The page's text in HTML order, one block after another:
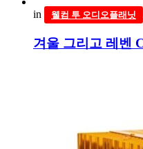
in 웰컴 투 오디오플래닛
겨울 그리고 레벤